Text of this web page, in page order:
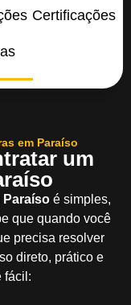
Certificações
em Paraíso
um
Paraísoé simples,
que quando você
precisa resolver
direto, prático e
fácil: